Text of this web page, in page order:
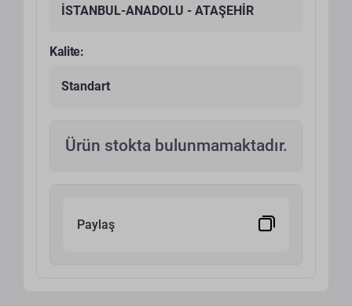
İSTANBUL-ANADOLU - ATAŞEHİR
Kalite:
Standart
Ürün stokta bulunmamaktadır.
Paylaş